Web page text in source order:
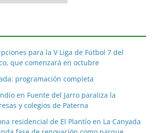
para la V Liga de Fútbol 7 del
que comenzará en octubre
programación completa
en Fuente del Jarro paraliza la
y colegios de Paterna
residencial de El Plantío en La Canyada